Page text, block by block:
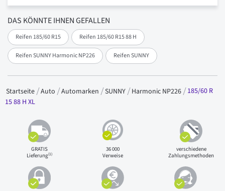
DAS KÖNNTE IHNEN GEFALLEN
Reifen 185/60 R15 Reifen 185/60 R15 88 H
Reifen SUNNY Harmonic NP226 Reifen SUNNY
Startseite Auto Automarken SUNNY Harmonic NP226
185/60 R
15 88 H XL
GRATIS
Lieferung(1)
36 000
Verweise
verschiedene
Zahlungsmethoden